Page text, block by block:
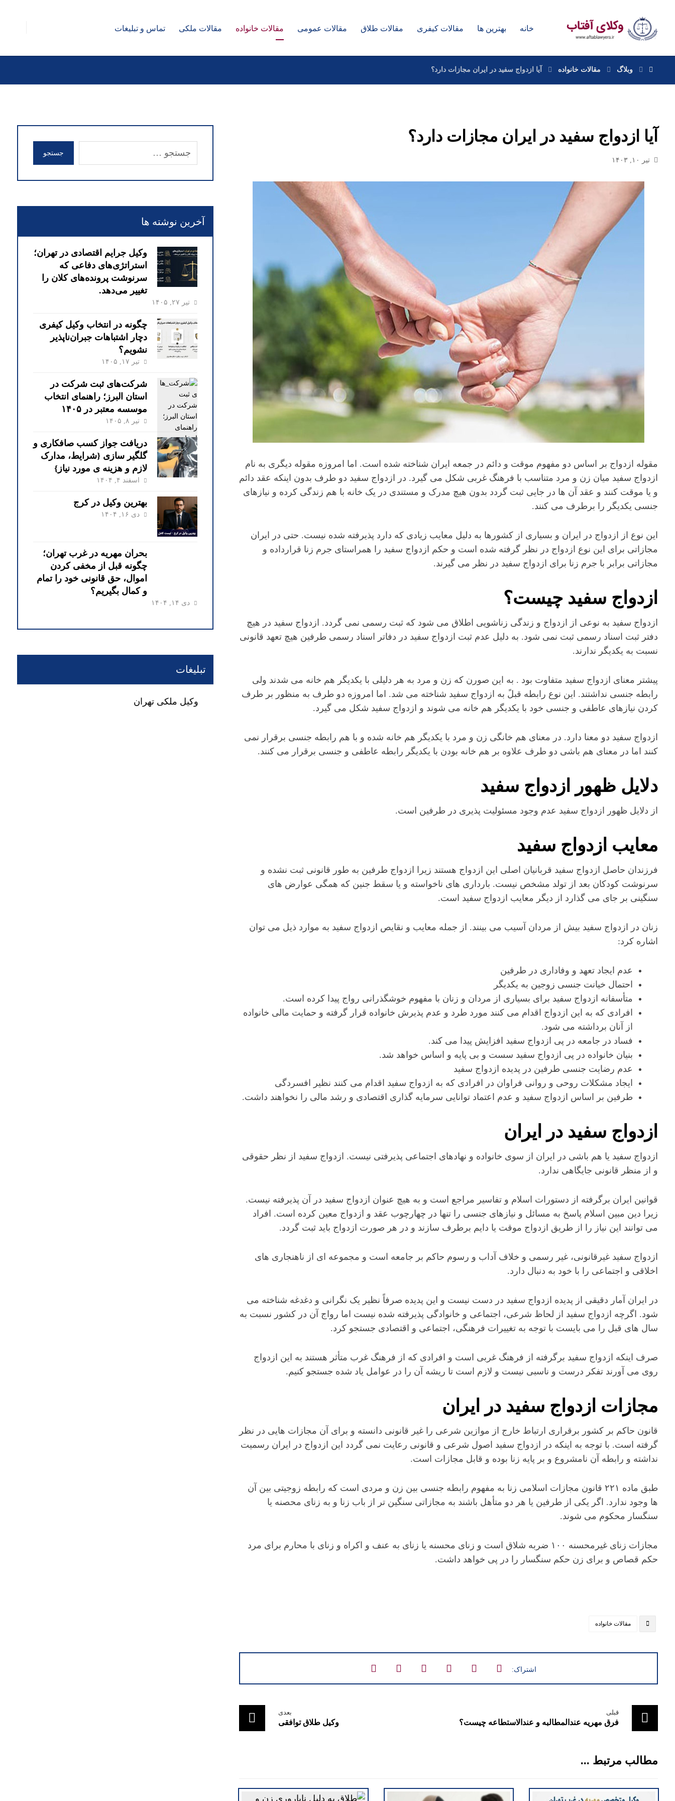
خانه بهترین ها مقالات کیفری مقالات طلاق مقالات عمومی مقالات خانواده مقالات ملکی تماس و تبلیغات
وبلاگ مقالات خانواده آیا ازدواج سفید در ایران مجازات دارد؟
آیا ازدواج سفید در ایران مجازات دارد؟
تیر ۱۰, ۱۴۰۳
مقوله ازدواج بر اساس دو مفهوم موقت و دائم در جمعه ایران شناخته شده است. اما امروزه مقوله دیگری به نام
ازدواج سفید میان زن و مرد متناسب با فرهنگ غربی شکل می گیرد. در ازدواج سفید دو طرف بدون اینکه عقد دائم
و یا موقت کنند و عقد آن ها در جایی ثبت گردد بدون هیچ مدرک و مستندی در یک خانه با هم زندگی کرده و نیازهای
جنسی یکدیگر را برطرف می کنند.
این نوع از ازدواج در ایران و بسیاری از کشورها به دلیل معایب زیادی که دارد پذیرفته شده نیست. حتی در ایران
مجازاتی برای این نوع ازدواج در نظر گرفته شده است و حکم ازدواج سفید را همراستای جرم زنا قرارداده و
مجازاتی برابر با جرم زنا برای ازدواج سفید در نظر می گیرند.
ازدواج سفید چیست؟
ازدواج سفید به نوعی از ازدواج و زندگی زناشویی اطلاق می شود که ثبت رسمی نمی گردد. ازدواج سفید در هیچ
دفتر ثبت اسناد رسمی ثبت نمی شود. به دلیل عدم ثبت ازدواج سفید در دفاتر اسناد رسمی طرفین هیچ تعهد قانونی
نسبت به یکدیگر ندارند.
پیشتر معنای ازدواج سفید متفاوت بود . به این صورن که زن و مرد به هر دلیلی با یکدیگر هم خانه می شدند ولی
رابطه جنسی نداشتند. این نوع رابطه قبلً به ازدواج سفید شناخته می شد. اما امروزه دو طرف به منظور بر طرف
کردن نیازهای عاطفی و جنسی خود با یکدیگر هم خانه می شوند و ازدواج سفید شکل می گیرد.
ازدواج سفید دو معنا دارد. در معنای هم خانگی زن و مرد با یکدیگر هم خانه شده و با هم رابطه جنسی برقرار نمی
کنند اما در معنای هم باشی دو طرف علاوه بر هم خانه بودن با یکدیگر رابطه عاطفی و جنسی برقرار می کنند.
دلایل ظهور ازدواج سفید
از دلایل ظهور ازدواج سفید عدم وجود مسئولیت پذیری در طرفین است.
معایب ازدواج سفید
فرزندان حاصل ازدواج سفید قربانیان اصلی این ازدواج هستند زیرا ازدواج طرفین به طور قانونی ثبت نشده و
سرنوشت کودکان بعد از تولد مشخص نیست. بارداری های ناخواسته و یا سقط جنین که همگی عوارض های
سنگینی بر جای می گذارد از دیگر معایب ازدواج سفید است.
زنان در ازدواج سفید بیش از مردان آسیب می بینند. از جمله معایب و نقایص ازدواج سفید به موارد ذیل می توان
اشاره کرد:
عدم ایجاد تعهد و وفاداری در طرفین
احتمال خیانت جنسی زوجین به یکدیگر
متأسفانه ازدواج سفید برای بسیاری از مردان و زنان با مفهوم خوشگذرانی رواج پیدا کرده است.
افرادی که به این ازدواج اقدام می کنند مورد طرد و عدم پذیرش خانواده قرار گرفته و حمایت مالی خانواده
از آنان برداشته می شود.
فساد در جامعه در پی ازدواج سفید افزایش پیدا می کند.
بنیان خانواده در پی ازدواج سفید سست و بی پایه و اساس خواهد شد.
عدم رضایت جنسی طرفین در پدیده ازدواج سفید
ایجاد مشکلات روحی و روانی فراوان در افرادی که به ازدواج سفید اقدام می کنند نظیر افسردگی
طرفین بر اساس ازدواج سفید و عدم اعتماد توانایی سرمایه گذاری اقتصادی و رشد مالی را نخواهند داشت.
ازدواج سفید در ایران
ازدواج سفید یا هم باشی در ایران از سوی خانواده و نهادهای اجتماعی پذیرفتی نیست. ازدواج سفید از نظر حقوقی
و از منظر قانونی جایگاهی ندارد.
قوانین ایران برگرفته از دستورات اسلام و تفاسیر مراجع است و به هیچ عنوان ازدواج سفید در آن پذیرفته نیست.
زیرا دین مبین اسلام پاسخ به مسائل و نیازهای جنسی را تنها در چهارچوب عقد و ازدواج معین کرده است. افراد
می توانند این نیاز را از طریق ازدواج موقت یا دایم برطرف سازند و در هر صورت ازدواج باید ثبت گردد.
ازدواج سفید غیرقانونی، غیر رسمی و خلاف آداب و رسوم حاکم بر جامعه است و مجموعه ای از ناهنجاری های
اخلاقی و اجتماعی را با خود به دنبال دارد.
در ایران آمار دقیقی از پدیده ازدواج سفید در دست نیست و این پدیده صرفاً نظیر یک نگرانی و دغدغه شناخته می
شود. اگرچه ازدواج سفید از لحاظ شرعی، اجتماعی و خانوادگی پذیرفته شده نیست اما رواج آن در کشور نسبت به
سال های قبل را می بایست با توجه به تغییرات فرهنگی، اجتماعی و اقتصادی جستجو کرد.
صرف اینکه ازدواج سفید برگرفته از فرهنگ غربی است و افرادی که از فرهنگ غرب متأثر هستند به این ازدواج
روی می آورند تفکر درست و ناسبی نیست و لازم است تا ریشه آن را در عوامل یاد شده جستجو کنیم.
مجازات ازدواج سفید در ایران
قانون حاکم بر کشور برقراری ارتباط خارج از موازین شرعی را غیر قانونی دانسته و برای آن مجازات هایی در نظر
گرفته است. با توجه به اینکه در ازدواج سفید اصول شرعی و قانونی رعایت نمی گردد این ازدواج در ایران رسمیت
نداشته و رابطه آن نامشروع و بر پایه زنا بوده و قابل مجازات است.
طبق ماده ۲۲۱ قانون مجازات اسلامی زنا به مفهوم رابطه جنسی بین زن و مردی است که رابطه زوجیتی بین آن
ها وجود ندارد. اگر یکی از طرفین یا هر دو متأهل باشند به مجازاتی سنگین تر از باب زنا و به زنای محصنه یا
سنگسار محکوم می شوند.
مجازات زنای غیرمحسنه ۱۰۰ ضربه شلاق است و زنای محسنه یا زنای به عنف و اکراه و زنای با محارم برای مرد
حکم قصاص و برای زن حکم سنگسار را در پی خواهد داشت.
مقالات خانواده
قبلی
فرق مهریه عندالمطالبه و عندالاستطاعه چیست؟
بعدی
وکیل طلاق توافقی
مطالب مرتبط ...
جستجو
آخرین نوشته ها
وکیل جرایم اقتصادی در تهران؛
استراتژی‌های دفاعی که
سرنوشت پرونده‌های کلان را
تغییر می‌دهد.
تیر ۲۷, ۱۴۰۵
چگونه در انتخاب وکیل کیفری
دچار اشتباهات جبران‌ناپذیر
نشویم؟
تیر ۱۷, ۱۴۰۵
شرکت‌های ثبت شرکت در
استان البرز؛ راهنمای انتخاب
موسسه معتبر در ۱۴۰۵
تیر ۸, ۱۴۰۵
دریافت جواز کسب صافکاری و
گلگیر سازی {شرایط، مدارک
لازم و هزینه ی مورد نیاز}
اسفند ۴, ۱۴۰۴
بهترین وکیل در کرج
دی ۱۶, ۱۴۰۴
بحران مهریه در غرب تهران؛
چگونه قبل از مخفی کردن
اموال، حق قانونی خود را تمام
و کمال بگیریم؟
دی ۱۴, ۱۴۰۴
تبلیغات
وکیل ملکی تهران